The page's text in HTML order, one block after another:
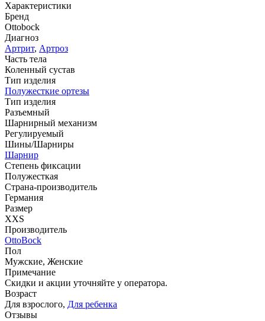
Характеристики
Бренд
Ottobock
Диагноз
Артрит, Артроз
Часть тела
Коленный сустав
Тип изделия
Полужесткие ортезы
Тип изделия
Разъемный
Шарнирный механизм
Регулируемый
Шины/Шарниры
Шарнир
Степень фиксации
Полужесткая
Страна-производитель
Германия
Размер
XXS
Производитель
OttoBock
Пол
Мужские, Женские
Примечание
Скидки и акции уточняйте у оператора.
Возраст
Для взрослого, Для ребенка
Отзывы